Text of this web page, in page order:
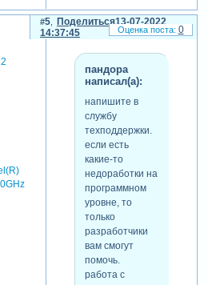
fps. поэтому у
вас и косяки
такие выходят.
они даже в
самой
программе аае
спасибо. попробую все
синхронизировать. кстати я
не сразу смог сделать этот
короткий ролик. было
несколько неудачных
попыток. или программа
висла. или получался
большой рассинхрон между
маской и видео.
Поделиться
5
13-07-2022
14:37:45
пандора
написал(а):
напишите в
службу
техподдержки.
если есть
какие-то
недоработки на
программном
уровне, то
только
разработчики
вам смогут
помочь.
работа с
0